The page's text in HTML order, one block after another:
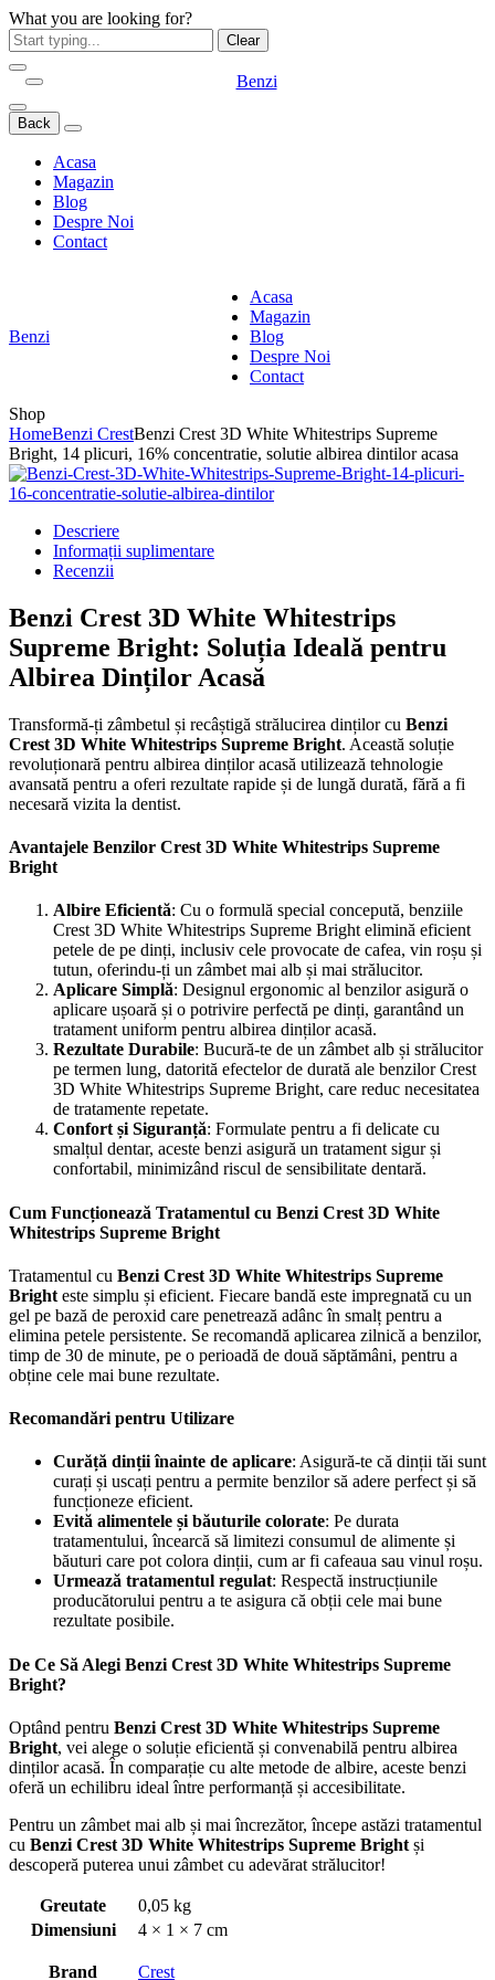
What you are looking for?
Clear
Benzi
Back
Acasa
Magazin
Blog
Despre Noi
Contact
Benzi
Acasa
Magazin
Blog
Despre Noi
Contact
Shop
HomeBenzi CrestBenzi Crest 3D White Whitestrips Supreme
Bright, 14 plicuri, 16% concentratie, solutie albirea dintilor acasa
Descriere
Informații suplimentare
Recenzii
Benzi Crest 3D White Whitestrips
Supreme Bright: Soluția Ideală pentru
Albirea Dinților Acasă
Transformă-ți zâmbetul și recâștigă strălucirea dinților cu Benzi
Crest 3D White Whitestrips Supreme Bright. Această soluție
revoluționară pentru albirea dinților acasă utilizează tehnologie
avansată pentru a oferi rezultate rapide și de lungă durată, fără a fi
necesară vizita la dentist.
Avantajele Benzilor Crest 3D White Whitestrips Supreme
Bright
Albire Eficientă: Cu o formulă special concepută, benziile
Crest 3D White Whitestrips Supreme Bright elimină eficient
petele de pe dinți, inclusiv cele provocate de cafea, vin roșu și
tutun, oferindu-ți un zâmbet mai alb și mai strălucitor.
Aplicare Simplă: Designul ergonomic al benzilor asigură o
aplicare ușoară și o potrivire perfectă pe dinți, garantând un
tratament uniform pentru albirea dinților acasă.
Rezultate Durabile: Bucură-te de un zâmbet alb și strălucitor
pe termen lung, datorită efectelor de durată ale benzilor Crest
3D White Whitestrips Supreme Bright, care reduc necesitatea
de tratamente repetate.
Confort și Siguranță: Formulate pentru a fi delicate cu
smalțul dentar, aceste benzi asigură un tratament sigur și
confortabil, minimizând riscul de sensibilitate dentară.
Cum Funcționează Tratamentul cu Benzi Crest 3D White
Whitestrips Supreme Bright
Tratamentul cu Benzi Crest 3D White Whitestrips Supreme
Bright este simplu și eficient. Fiecare bandă este impregnată cu un
gel pe bază de peroxid care penetrează adânc în smalț pentru a
elimina petele persistente. Se recomandă aplicarea zilnică a benzilor,
timp de 30 de minute, pe o perioadă de două săptămâni, pentru a
obține cele mai bune rezultate.
Recomandări pentru Utilizare
Curăță dinții înainte de aplicare: Asigură-te că dinții tăi sunt
curați și uscați pentru a permite benzilor să adere perfect și să
funcționeze eficient.
Evită alimentele și băuturile colorate: Pe durata
tratamentului, încearcă să limitezi consumul de alimente și
băuturi care pot colora dinții, cum ar fi cafeaua sau vinul roșu.
Urmează tratamentul regulat: Respectă instrucțiunile
producătorului pentru a te asigura că obții cele mai bune
rezultate posibile.
De Ce Să Alegi Benzi Crest 3D White Whitestrips Supreme
Bright?
Optând pentru Benzi Crest 3D White Whitestrips Supreme
Bright, vei alege o soluție eficientă și convenabilă pentru albirea
dinților acasă. În comparație cu alte metode de albire, aceste benzi
oferă un echilibru ideal între performanță și accesibilitate.
Pentru un zâmbet mai alb și mai încrezător, începe astăzi tratamentul
cu Benzi Crest 3D White Whitestrips Supreme Bright și
descoperă puterea unui zâmbet cu adevărat strălucitor!
Greutate
0,05 kg
Dimensiuni
4 × 1 × 7 cm
Brand Crest